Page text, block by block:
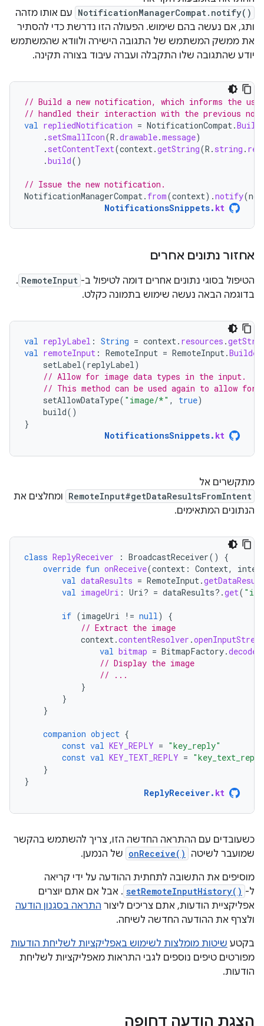
NotificationManagerCompat.notify() עם אותו מזהה
ותג, אם נעשה בהם שימוש. הפעולה הזו נדרשת כדי להסתיר
את ממשק המשתמש של התגובה הישירה ולוודא שהמשתמש
יודע שהתגובה שלו התקבלה ועברה עיבוד בצורה תקינה.
// Build a new notification, which informs the
// handled their interaction with the previous
val repliedNotification = NotificationCompat .
. setSmallIcon(R .drawable.message)
. setContentText(context .getString(R . string .
.build()
// Issue the new notification.
NotificationManagerCompat . from(context).notify(
NotificationsSnippets. kt
אחזור נתונים אחרים
הטיפול בסוגי נתונים אחרים דומה לטיפול ב- RemoteInput
.
בדוגמה הבאה נעשה שימוש בתמונה כקלט.
val replyLabel : String = context . resources .
val remoteInput : RemoteInput = RemoteInput .Builder
setLabel (replyLabel )
// Allow for image data types in the input.
// This method can be used again to allow for
setAllowDataType( "image/*" , true)
build()
}
NotificationsSnippets. kt
מתקשרים אל
RemoteInput#getDataResultsFromIntent ומחלצים את
הנתונים המתאימים.
class ReplyReceiver : BroadcastReceiver()
{
override fun onReceive(context : Context,
val dataResults = RemoteInput .
val imageUri : Uri? = dataResults?.get(
if (imageUri != null )
{
// Extract the image
context .contentResolver .
val bitmap = BitmapFactory.
// Display the image
// ...
}
}
}
companion object {
const val KEY_REPLY = "key_reply"
const val KEY_TEXT_REPLY =
}
}
ReplyReceiver. kt
כשעובדים עם ההתראה החדשה הזו, צריך להשתמש בהקשר
שמועבר לשיטה
onReceive() של הנמען.
מוסיפים את התשובה לתחתית ההודעה על ידי קריאה
ל- setRemoteInputHistory() . אבל אם אתם יוצרים
אפליקציית הודעות, אתם צריכים ליצור התראה בסגנון הודעה
ולצרף את ההודעה החדשה לשיחה.
בקטע שיטות מומלצות לשימוש באפליקציות לשליחת הודעות
מפורטים טיפים נוספים לגבי התראות מאפליקציות לשליחת
הודעות.
הצגת הודעה דחופה